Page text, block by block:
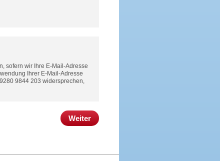
sofern wir Ihre E-Mail-Adresse
Ihrer E-Mail-Adresse
9844 203 widersprechen,
Weiter